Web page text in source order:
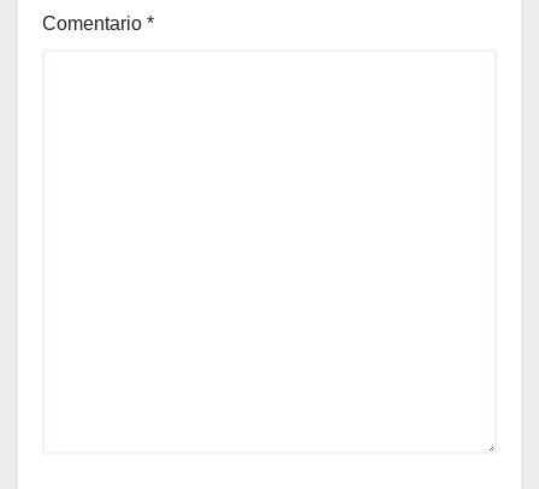
Comentario *